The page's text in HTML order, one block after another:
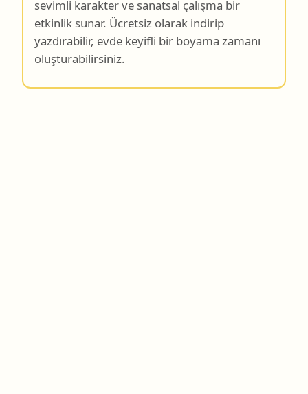
yazdırabilir, evde keyifli bir boyama zamanı
oluşturabilirsiniz.